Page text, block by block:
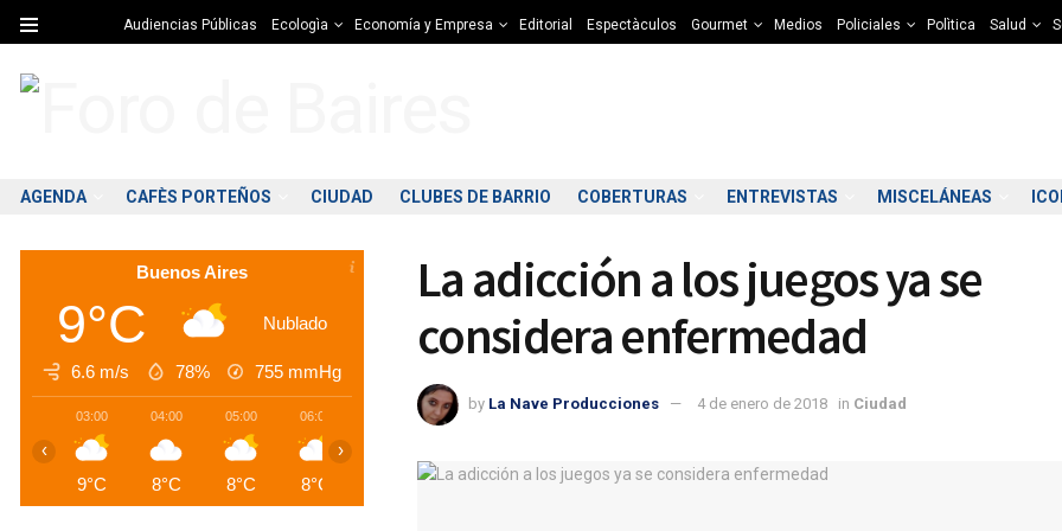
Audiencias Públicas Ecologìa Economía y Empresa Editorial Espectàculos Gourmet Medios Policiales Polìtica Salud
AGENDA CAFÈS PORTEÑOS CIUDAD CLUBES DE BARRIO COBERTURAS ENTREVISTAS MISCELÁNEAS
La adicción a los juegos ya se
considera enfermedad
by La Nave Producciones 4 de enero de 2018 in Ciudad
Buenos Aires
9°C Nublado
6.6 m/s 78% 755 mmHg
03:00
9°C
04:00
8°C
05:00
8°C
06:00
8°C
08:00
8°C 8°C 10°C 11°C 11°C 12°C
‹ ›